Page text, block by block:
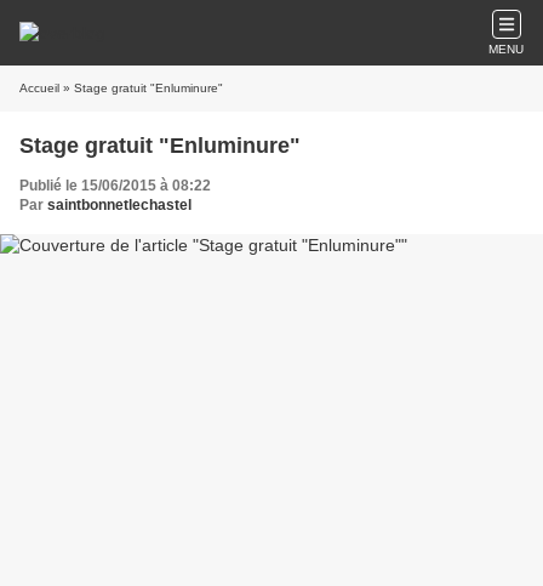
MENU
Accueil » Stage gratuit "Enluminure"
Stage gratuit "Enluminure"
Publié le 15/06/2015 à 08:22
Par saintbonnetlechastel